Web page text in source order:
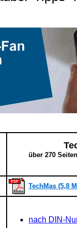
über 270
TechMas (5,8
nach DIN-